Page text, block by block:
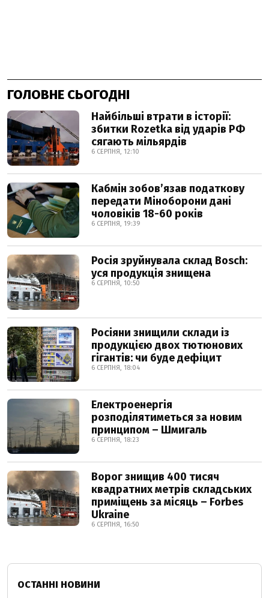
ГОЛОВНЕ СЬОГОДНІ
Найбільші втрати в історії:
збитки Rozetka від ударів РФ
сягають мільярдів
6 СЕРПНЯ, 12:10
Кабмін зобовʼязав податкову
передати Міноборони дані
чоловіків 18-60 років
6 СЕРПНЯ, 19:39
Росія зруйнувала склад Bosch:
уся продукція знищена
6 СЕРПНЯ, 10:50
Росіяни знищили склади із
продукцією двох тютюнових
гігантів: чи буде дефіцит
6 СЕРПНЯ, 18:04
Електроенергія
розподілятиметься за новим
принципом – Шмигаль
6 СЕРПНЯ, 18:23
Ворог знищив 400 тисяч
квадратних метрів складських
приміщень за місяць – Forbes
Ukraine
6 СЕРПНЯ, 16:50
ОСТАННІ НОВИНИ